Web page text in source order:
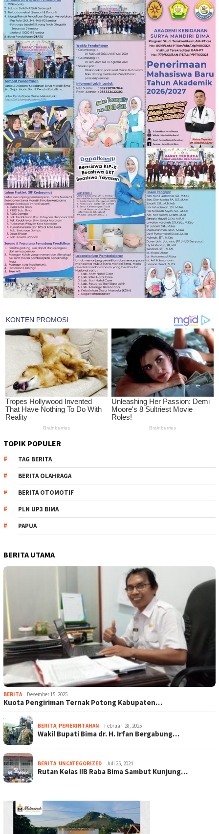
TOPIK POPULER
TAG BERITA
BERITA OLAHRAGA
BERITA OTOMOTIF
PLN UP3 BIMA
PAPUA
BERITA UTAMA
BERITA Desember 15, 2025
Kuota Pengiriman Ternak Potong Kabupaten…
BERITA, PEMERINTAHAN Februari 28, 2025
Wakil Bupati Bima dr. H. Irfan Bergabung…
BERITA, UNCATEGORIZED Juli 25, 2024
Rutan Kelas IIB Raba Bima Sambut Kunjung…